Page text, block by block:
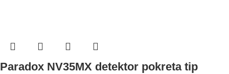
Paradox NV35MX detektor pokreta tip